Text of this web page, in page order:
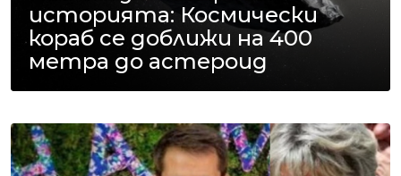
историята: Космически
кораб се доближи на 400
метра до астероид